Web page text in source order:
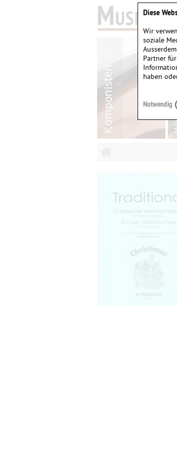
Diese
Wir
soziale
Partner
haben
Notwendig